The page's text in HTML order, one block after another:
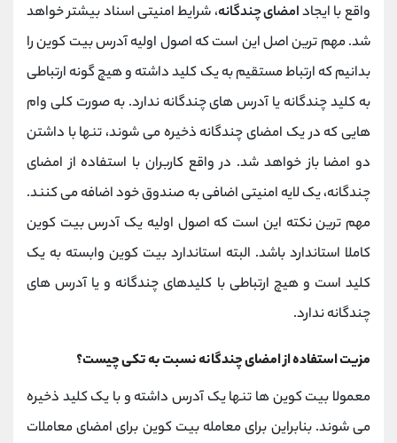
واقع با ایجادامضای چندگانه، شرایط امنیتی اسناد بیشتر خواهد
شد. مهم ترین اصل این است که اصول اولیه آدرس بیت کوین را
بدانیم که ارتباط مستقیم به یک کلید داشته و هیچ گونه ارتباطی
به کلید چندگانه یا آدرس های چندگانه ندارد. به صورت کلی وام
هایی که در یک امضای چندگانه ذخیره می شوند، تنها با داشتن
دو امضا باز خواهد شد. در واقع کاربران با استفاده از امضای
چندگانه، یک لایه امنیتی اضافی به صندوق خود اضافه می کنند.
مهم ترین نکته این است که اصول اولیه یک آدرس بیت کوین
کاملا استاندارد باشد. البته استاندارد بیت کوین وابسته به یک
کلید است و هیچ ارتباطی با کلیدهای چندگانه و یا آدرس های
چندگانه ندارد.
مزیت استفاده از امضای چندگانه نسبت به تکی چیست؟
معمولا بیت کوین ها تنها یک آدرس داشته و با یک کلید ذخیره
می شوند. بنابراین برای معامله بیت کوین برای امضای معاملات